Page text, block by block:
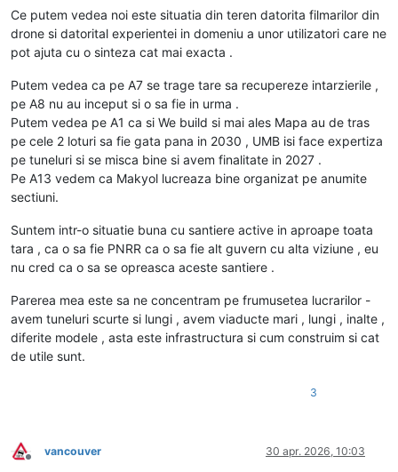
Ce putem vedea noi este situatia din teren datorita filmarilor din
drone si datorital experientei in domeniu a unor utilizatori care ne
pot ajuta cu o sinteza cat mai exacta .
Putem vedea ca pe A7 se trage tare sa recupereze intarzierile ,
pe A8 nu au inceput si o sa fie in urma .
Putem vedea pe A1 ca si We build si mai ales Mapa au de tras
pe cele 2 loturi sa fie gata pana in 2030 , UMB isi face expertiza
pe tuneluri si se misca bine si avem finalitate in 2027 .
Pe A13 vedem ca Makyol lucreaza bine organizat pe anumite
sectiuni.
Suntem intr-o situatie buna cu santiere active in aproape toata
tara , ca o sa fie PNRR ca o sa fie alt guvern cu alta viziune , eu
nu cred ca o sa se opreasca aceste santiere .
Parerea mea este sa ne concentram pe frumusetea lucrarilor -
avem tuneluri scurte si lungi , avem viaducte mari , lungi , inalte ,
diferite modele , asta este infrastructura si cum construim si cat
de utile sunt.
3
Deconectat
vancouver 30 apr. 2026, 10:03